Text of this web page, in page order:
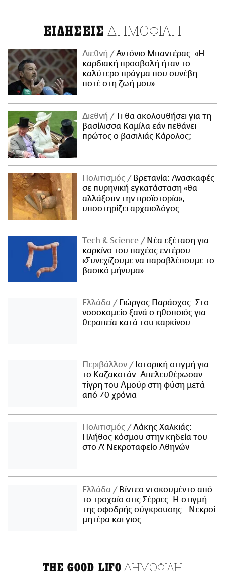
ΕΙΔΗΣΕΙΣ ΔΗΜΟΦΙΛΗ
Διεθνή
Αντόνιο Μπαντέρας: «Η
καρδιακή προσβολή ήταν το
καλύτερο πράγμα που συνέβη
ποτέ στη ζωή μου»
Διεθνή
Τι θα ακολουθήσει για τη
βασίλισσα Καμίλα εάν πεθάνει
πρώτος ο βασιλιάς Κάρολος;
Πολιτισμός
Βρετανία: Ανασκαφές
σε πυρηνική εγκατάσταση «θα
αλλάξουν την προϊστορία»,
υποστηρίζει αρχαιολόγος
Τech & Science
Νέα εξέταση για
καρκίνο του παχέος εντέρου:
«Συνεχίζουμε να παραβλέπουμε το
βασικό μήνυμα»
Ελλάδα
Γιώργος Παράσχος: Στο
νοσοκομείο ξανά ο ηθοποιός για
θεραπεία κατά του καρκίνου
Περιβάλλον
Ιστορική στιγμή για
το Καζακστάν: Απελευθέρωσαν
τίγρη του Αμούρ στη φύση μετά
από 70 χρόνια
Πολιτισμός
Λάκης Χαλκιάς:
Πλήθος κόσμου στην κηδεία του
στο Α' Νεκροταφείο Αθηνών
Ελλάδα
Βίντεο ντοκουμέντο από
το τροχαίο στις Σέρρες: Η στιγμή
της σφοδρής σύγκρουσης - Νεκροί
μητέρα και γιος
THE GOOD LIFO ΔΗΜΟΦΙΛΗ